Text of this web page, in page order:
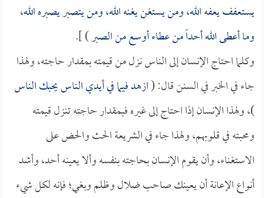
يستعفف يعفه الله، ومن يستغن يغنه الله، ومن يتصبر يصبره الله،
وما أعطى الله أحداً من عطاء أوسع من الصبر) ].
وكلما احتاج الإنسان إلى الناس نزل من قيمته بمقدار حاجته، ولهذا
جاء في الخبر في السنن قال: (ازهد فيما في أيدي الناس يحبك الناس
)، ولهذا الإنسان إذا احتاج إلى غيره فبمقدار حاجته تنزل قيمته
ومحبته في قلوبهم، ولهذا جاء في الشريعة الحث والحض على
الاستغناء، وأن يقوم الإنسان بحاجته بنفسه وألا يعينه أحد، وأشد
أنواع الإعانة أن يعينك صاحب ضلال وظلم وبغي؛ فإنه لكل شيء